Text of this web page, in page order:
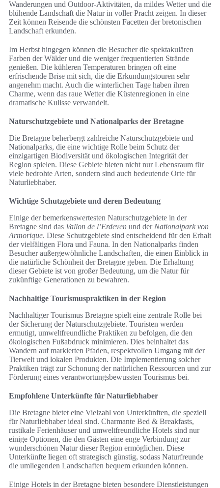
Wanderungen und Outdoor-Aktivitäten, da mildes Wetter und die
blühende Landschaft die Natur in voller Pracht zeigen. In dieser
Zeit können Reisende die schönsten Facetten der bretonischen
Landschaft erkunden.
Im Herbst hingegen können die Besucher die spektakulären
Farben der Wälder und die weniger frequentierten Strände
genießen. Die kühleren Temperaturen bringen oft eine
erfrischende Brise mit sich, die die Erkundungstouren sehr
angenehm macht. Auch die winterlichen Tage haben ihren
Charme, wenn das raue Wetter die Küstenregionen in eine
dramatische Kulisse verwandelt.
Naturschutzgebiete und Nationalparks der Bretagne
Die Bretagne beherbergt zahlreiche Naturschutzgebiete und
Nationalparks, die eine wichtige Rolle beim Schutz der
einzigartigen Biodiversität und ökologischen Integrität der
Region spielen. Diese Gebiete bieten nicht nur Lebensraum für
viele bedrohte Arten, sondern sind auch bedeutende Orte für
Naturliebhaber.
Wichtige Schutzgebiete und deren Bedeutung
Einige der bemerkenswertesten Naturschutzgebiete in der
Bretagne sind das Vallon de l’Erdeven und der Nationalpark von
Armorique. Diese Schutzgebiete sind entscheidend für den Erhalt
der vielfältigen Flora und Fauna. In den Nationalparks finden
Besucher außergewöhnliche Landschaften, die einen Einblick in
die natürliche Schönheit der Bretagne geben. Die Erhaltung
dieser Gebiete ist von großer Bedeutung, um die Natur für
zukünftige Generationen zu bewahren.
Nachhaltige Tourismuspraktiken in der Region
Nachhaltiger Tourismus Bretagne spielt eine zentrale Rolle bei
der Sicherung der Naturschutzgebiete. Touristen werden
ermutigt, umweltfreundliche Praktiken zu befolgen, die den
ökologischen Fußabdruck minimieren. Dies beinhaltet das
Wandern auf markierten Pfaden, respektvollen Umgang mit der
Tierwelt und lokalen Produkten. Die Implementierung solcher
Praktiken trägt zur Schonung der natürlichen Ressourcen und zur
Förderung eines verantwortungsbewussten Tourismus bei.
Empfohlene Unterkünfte für Naturliebhaber
Die Bretagne bietet eine Vielzahl von Unterkünften, die speziell
für Naturliebhaber ideal sind. Charmante Bed & Breakfasts,
rustikale Ferienhäuser und umweltfreundliche Hotels sind nur
einige Optionen, die den Gästen eine enge Verbindung zur
wunderschönen Natur dieser Region ermöglichen. Diese
Unterkünfte liegen oft strategisch günstig, sodass Naturfreunde
die umliegenden Landschaften bequem erkunden können.
Einige Hotels in der Bretagne bieten besondere Dienstleistungen